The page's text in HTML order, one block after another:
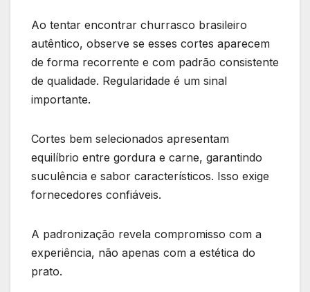
Ao tentar encontrar churrasco brasileiro
autêntico, observe se esses cortes aparecem
de forma recorrente e com padrão consistente
de qualidade. Regularidade é um sinal
importante.
Cortes bem selecionados apresentam
equilíbrio entre gordura e carne, garantindo
suculência e sabor característicos. Isso exige
fornecedores confiáveis.
A padronização revela compromisso com a
experiência, não apenas com a estética do
prato.